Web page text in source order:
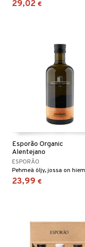
29,02 €
Esporão Organic
Alentejano
ESPORÃO
23,99 €